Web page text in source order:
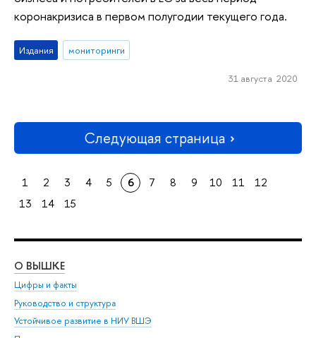
коронакризиса в первом полугодии текущего года.
Издания мониторинги
31 августа 2020
Следующая страница
1 2 3 4 5 6 7 8 9 10 11
12
13
14 15
О ВЫШКЕ
Цифры и факты
Руководство и структура
Устойчивое развитие в НИУ ВШЭ